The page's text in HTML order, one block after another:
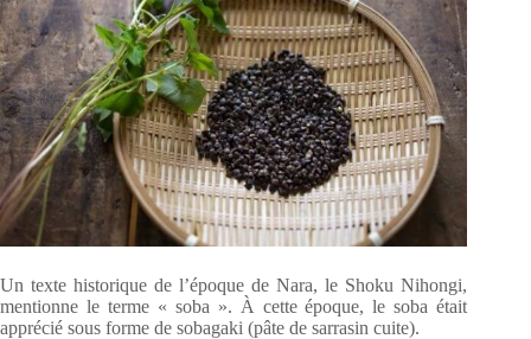
Un texte historique de l’époque de Nara, le Shoku Nihongi,
mentionne le terme « soba ». À cette époque, le soba était
apprécié sous forme de sobagaki (pâte de sarrasin cuite).